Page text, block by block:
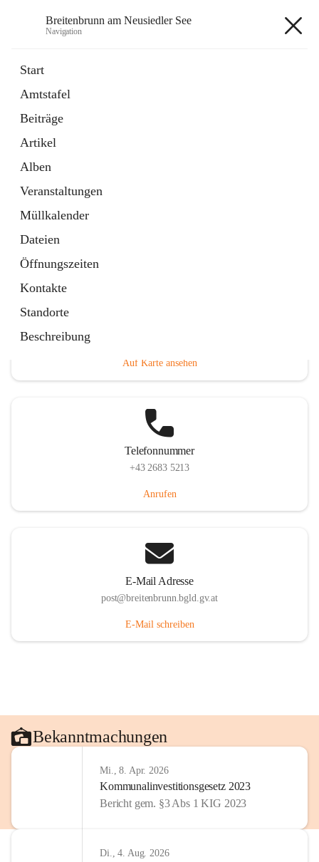
Breitenbrunn am Neusiedler See
Navigation
Start
Amtstafel
Beiträge
Artikel
Alben
Veranstaltungen
Müllkalender
Dateien
Öffnungszeiten
Kontakte
Standorte
Beschreibung
18 Schnellzugriffe
Gemeindeservice
Auf Karte ansehen
Telefonnummer
+43 2683 5213
Anrufen
E-Mail Adresse
post@breitenbrunn.bgld.gv.at
E-Mail schreiben
Bekanntmachungen
Mi., 8. Apr. 2026
Kommunalinvestitionsgesetz 2023
Bericht gem. §3 Abs 1 KIG 2023
Di., 4. Aug. 2026